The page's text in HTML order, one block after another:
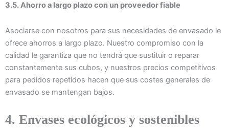
3.5. Ahorro a largo plazo con un proveedor fiable
Asociarse con nosotros para sus necesidades de envasado le
ofrece ahorros a largo plazo. Nuestro compromiso con la
calidad le garantiza que no tendrá que sustituir o reparar
constantemente sus cubos, y nuestros precios competitivos
para pedidos repetidos hacen que sus costes generales de
envasado se mantengan bajos.
4. Envases ecológicos y sostenibles